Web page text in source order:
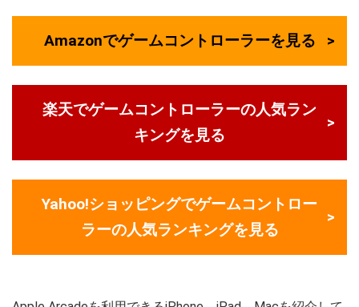
Amazonでゲームコントローラーを見る
楽天でゲームコントローラーの人気ラン
キングを見る
Yahoo!ショッピングでゲームコントロー
ラーの人気ランキングを見る